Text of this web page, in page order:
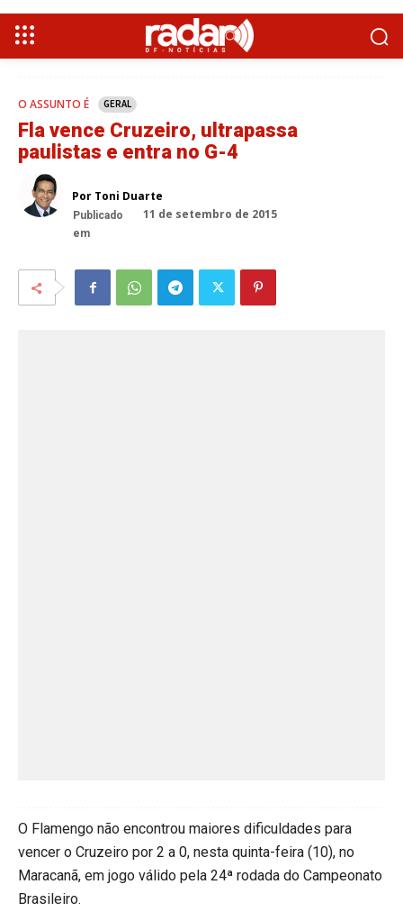
O ASSUNTO É GERAL
Fla vence Cruzeiro, ultrapassa
paulistas e entra no G-4
Por Toni Duarte
Publicado
em
11 de setembro de 2015
O Flamengo não encontrou maiores dificuldades para
vencer o Cruzeiro por 2 a 0, nesta quinta-feira (10), no
Maracanã, em jogo válido pela 24ª rodada do Campeonato
Brasileiro.